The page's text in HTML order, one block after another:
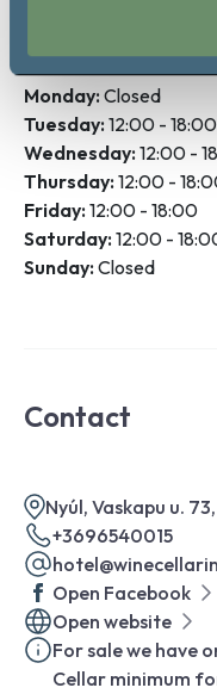
Monday: Closed
Tuesday:12:00 - 18:00
Wednesday:12:00 -
Thursday:12:00 -
Friday:12:00 - 18:00
Saturday:12:00 -
Sunday:Closed
Contact
Nyúl, Vaskapu u.
+3696540015
Open Facebook
Open website
For sale we have
Cellar minimum